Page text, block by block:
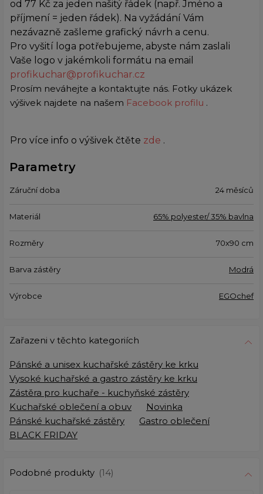
od 77 Kč za jeden našitý řádek (např. Jméno a
příjmení = jeden řádek). Na vyžádání Vám
nezávazně zašleme grafický návrh a cenu.
Pro vyšití loga potřebujeme, abyste nám zaslali
Vaše logo v jakémkoli formátu na email
profikuchar@profikuchar.cz
Prosím neváhejte a kontaktujte nás. Fotky ukázek
výšivek najdete na našem Facebook profilu .
Pro více info o výšivek čtěte zde .
Parametry
Záruční doba 24 měsíců
Materiál 65% polyester/ 35% bavlna
Rozměry 70x90 cm
Barva zástěry Modrá
Výrobce EGOchef
Zařazeni v těchto kategoriích
Pánské a unisex kuchařské zástěry ke krku
Vysoké kuchařské a gastro zástěry ke krku
Zástěra pro kuchaře - kuchyňské zástěry
Kuchařské oblečení a obuv
Novinka
Pánské kuchařské zástěry
Gastro oblečení
BLACK FRIDAY
Podobné produkty (14)